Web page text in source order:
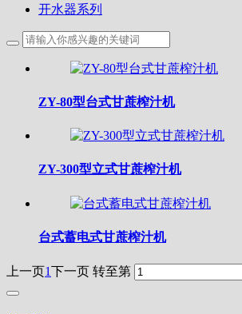
开水器系列
ZY-80型台式甘蔗榨汁机
ZY-300型立式甘蔗榨汁机
台式蓄电式甘蔗榨汁机
上一页1下一页 转至第